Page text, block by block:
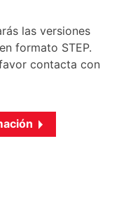
las versiones
formato STEP.
contacta con